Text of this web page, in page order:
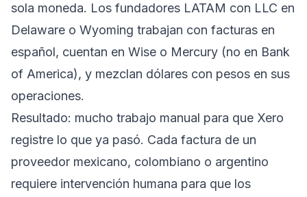
sola moneda. Los fundadores LATAM con LLC en
Delaware o Wyoming trabajan con facturas en
español, cuentan en Wise o Mercury (no en Bank
of America), y mezclan dólares con pesos en sus
operaciones.
Resultado: mucho trabajo manual para que Xero
registre lo que ya pasó. Cada factura de un
proveedor mexicano, colombiano o argentino
requiere intervención humana para que los